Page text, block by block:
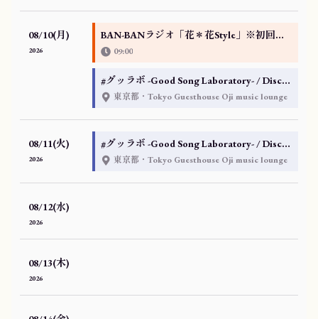
08/10(月)
2026
BAN-BANラジオ「花＊花Style」※初回放送版
09:00
#グッラボ -Good Song Laboratory- / Disc14：大人の夏休み（R-50指定）編
東京都・Tokyo Guesthouse Oji music lounge
08/11(火)
2026
#グッラボ -Good Song Laboratory- / Disc14：大人の夏休み（R-50指定）編
東京都・Tokyo Guesthouse Oji music lounge
08/12(水)
2026
08/13(木)
2026